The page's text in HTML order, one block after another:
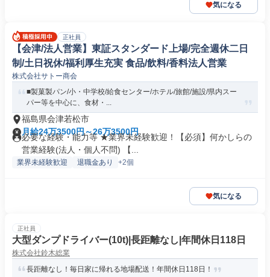
気になる
正社員
【会津/法人営業】東証スタンダード上場/完全週休二日
制/土日祝休/福利厚生充実 食品/飲料/香料法人営業
株式会社サトー商会
■製菓製パン/小・中学校/給食センター/ホテル/旅館/施設/県内スー
パー等を中心に、食材・...
福島県会津若松市
月給24万3500円～26万3500円
必要な経験・能力等 ★業界未経験歓迎！【必須】何かしらの
営業経験(法人・個人不問) 【...
業界未経験歓迎 退職金あり +2個
気になる
正社員
大型ダンプドライバー(10t)|長距離なし|年間休日118日
株式会社鈴木総業
長距離なし！毎日家に帰れる地場配送！年間休日118日！